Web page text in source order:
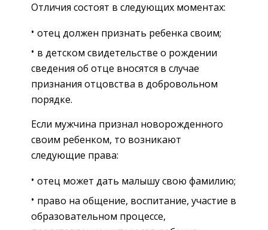
Отличия состоят в следующих моментах:
отец должен признать ребенка своим;
в детском свидетельстве о рождении
сведения об отце вносятся в случае
признания отцовства в добровольном
порядке.
Если мужчина признал новорожденного
своим ребенком, то возникают
следующие права:
отец может дать малышу свою фамилию;
право на общение, воспитание, участие в
образовательном процессе,